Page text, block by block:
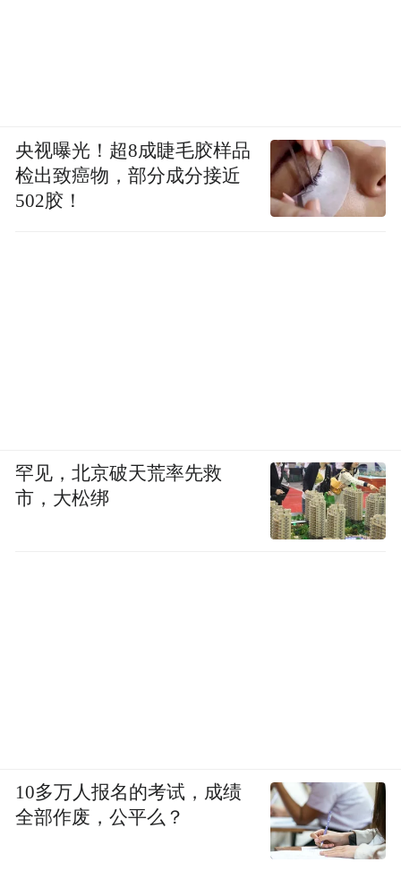
央视曝光！超8成睫毛胶样品
检出致癌物，部分成分接近
502胶！
罕见，北京破天荒率先救
市，大松绑
10多万人报名的考试，成绩
全部作废，公平么？